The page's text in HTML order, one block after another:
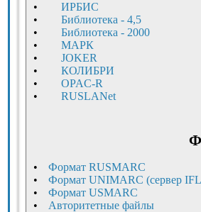
•
ИРБИС
•
Библиотека - 4,5
•
Библиотека - 2000
•
МАРК
•
JOKER
•
КОЛИБРИ
•
OPAC-R
•
RUSLANet
•
Формат RUSMARC
•
Формат UNIMARC (сервер
•
Формат USMARC
•
Авторитетные файлы